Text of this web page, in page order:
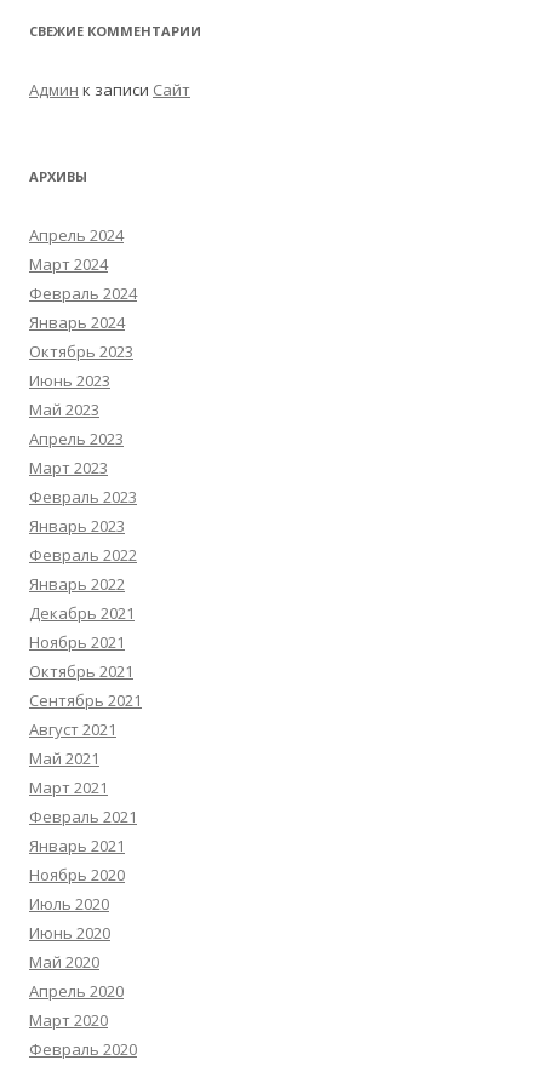
СВЕЖИЕ КОММЕНТАРИИ
Админ к записи Сайт
АРХИВЫ
Апрель 2024
Март 2024
Февраль 2024
Январь 2024
Октябрь 2023
Июнь 2023
Май 2023
Апрель 2023
Март 2023
Февраль 2023
Январь 2023
Февраль 2022
Январь 2022
Декабрь 2021
Ноябрь 2021
Октябрь 2021
Сентябрь 2021
Август 2021
Май 2021
Март 2021
Февраль 2021
Январь 2021
Ноябрь 2020
Июль 2020
Июнь 2020
Май 2020
Апрель 2020
Март 2020
Февраль 2020